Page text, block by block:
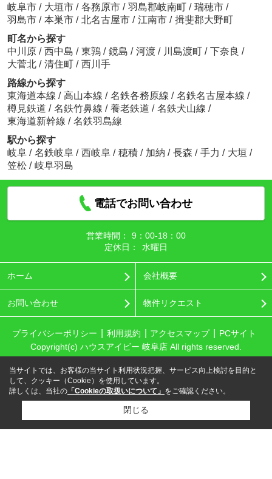
岐阜市 / 大垣市 / 各務原市 / 羽島郡岐南町 / 瑞穂市 /
羽島市 / 本巣市 / 北名古屋市 / 江南市 / 揖斐郡大野町
町名から探す
中川原 / 西中島 / 東鶉 / 鏡島 / 河渡 / 川島渡町 / 下奈良 /
大菅北 / 清住町 / 西川手
路線から探す
東海道本線 / 高山本線 / 名鉄各務原線 / 名鉄名古屋本線 /
樽見鉄道 / 名鉄竹鼻線 / 養老鉄道 / 名鉄犬山線 /
東海道新幹線 / 名鉄羽島線
駅から探す
岐阜 / 名鉄岐阜 / 西岐阜 / 穂積 / 加納 / 長森 / 手力 / 大垣 /
笠松 / 岐阜羽島
電話でお問い合わせ
営業時間：
9：00‐18：00
定休日：
水曜日
ホーム 会社概要
お問い合わせ 物件リクエスト
プライバシーポリシー 利用規約 アクセスマップ
PCサイト
Copyright(c) ハウスアイビー 岐阜店 All rights reserved.
当サイトでは、お客様の当サイト利用状況把握、サービス向上検討を目的と
して、クッキー（Cookie）を使用しています。
詳しくは、当社の 「Cookieの取扱いについて」 をご確認ください。
閉じる